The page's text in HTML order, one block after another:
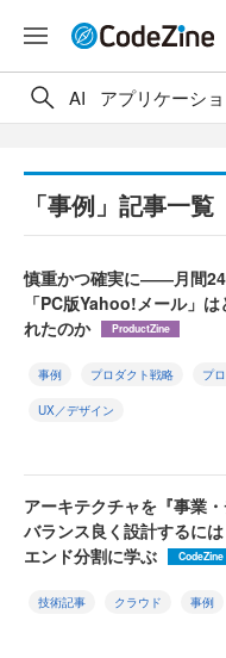
AI アプリケーシ
「事例」記事一覧
慎重かつ確実に――月間
「PC版Yahoo!メール」
れたのか
ProductZine
事例 プロダクト戦略 プ
UX／デザイン
アーキテクチャを『事業・
バランス良く設計するに
エンド分割に学ぶ
CodeZine
技術記事 クラウド 事例